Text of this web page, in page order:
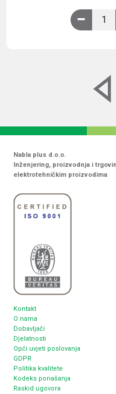
Nabla plus d.o.o.
Inženjering, proizvodnja i
elektrotehničkim proizvodima
Kontakt
O nama
Dobavljači
Djelatnosti
Opći uvjeti poslovanja
GDPR
Politika kvalitete
Kodeks ponašanja
Raskid ugovora